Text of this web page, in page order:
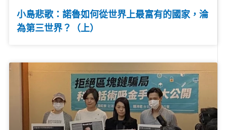
小島悲歌：諾魯如何從世界上最富有的國家，淪
為第三世界？（上）